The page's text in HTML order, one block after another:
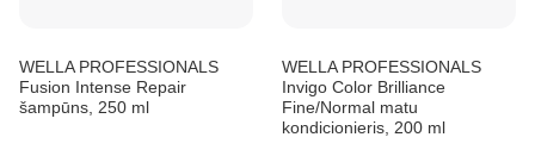
WELLA PROFESSIONALS
Fusion Intense Repair
šampūns, 250 ml
WELLA PROFESSIONALS
Invigo Color Brilliance
Fine/Normal matu
kondicionieris, 200 ml